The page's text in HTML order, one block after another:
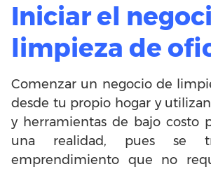
Iniciar el
limpieza de
Comenzar un negocio de
desde tu propio hogar y
y herramientas de bajo costo
una realidad, pues se
emprendimiento que no